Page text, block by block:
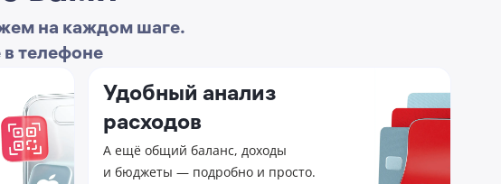
на каждом шаге.
телефоне
Удобный анализ
расходов
А ещё общий баланс, доходы
и бюджеты — подробно и просто.